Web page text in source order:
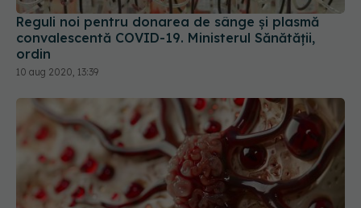
Reguli noi pentru donarea de sânge și plasmă
convalescentă COVID-19. Ministerul Sănătății,
ordin
10 aug 2020, 13:39